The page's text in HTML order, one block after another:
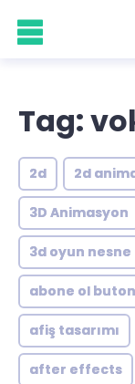
Tag:
2d 2d
3D Animasyon
3d oyun nesne
abone ol
afiş tasarımı
after effects